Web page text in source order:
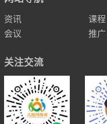
资讯 课程
会议
推广
关注交流